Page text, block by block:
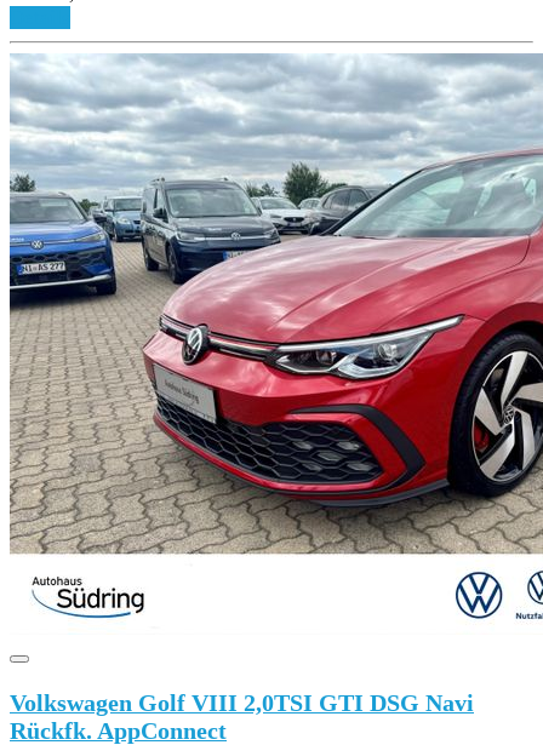
Volkswagen Golf VIII 2,0TSI GTI DSG Navi
Rückfk. AppConnect